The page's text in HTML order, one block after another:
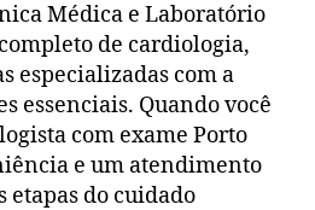
Médica e Laboratório
de cardiologia,
especializadas com a
essenciais. Quando você
com exame Porto
e um atendimento
etapas do cuidado